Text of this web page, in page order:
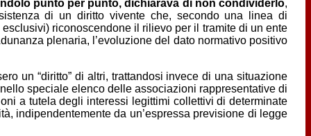
punto per punto, dichiarava di non condividerlo,
di un diritto vivente che, secondo una linea di
riconoscendone il rilievo per il tramite di un ente
plenaria, l’evoluzione del dato normativo positivo
un “diritto” di altri, trattandosi invece di una situazione
speciale elenco delle associazioni rappresentative di
a tutela degli interessi legittimi collettivi di determinate
indipendentemente da un’espressa previsione di legge